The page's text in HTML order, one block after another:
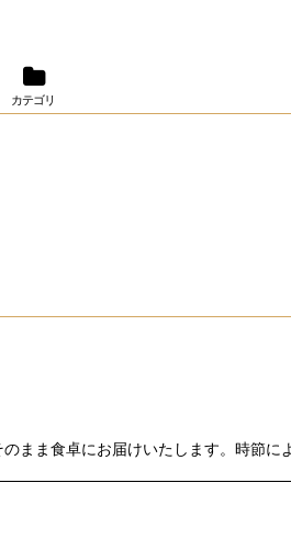
カテゴリ
まま食卓にお届けいたします。時節